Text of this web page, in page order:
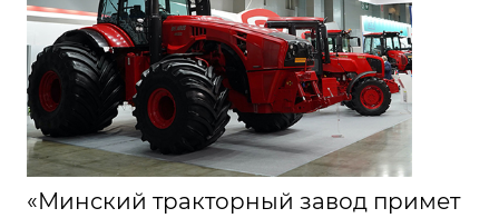
«Минский тракторный завод примет